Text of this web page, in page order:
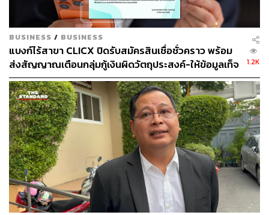
สามารถติดตาม THE STANDARD WEALTH
ผ่านแอปพลิเคชันต่างๆ ที่คุณสะดวกหรือใช้งานอยู่แล้วได้เลย
TAGS: ข้อมูลส่วนบุคคล 9Near
ธนาคารแห่งประเทศไทย
Mobile Banking
สิริธิดา พนมวัน ณ อยุธยา Hacker
BUSINESS / BUSINESS
แบงก์ไร้สาขา CLICX ปิดรับสมัครสินเชื่อชั่วคราว พร้อม
ส่งสัญญาณเตือนกลุ่มกู้เงินผิดวัตถุประสงค์-ให้ข้อมูลเท็จ
เตรียมดำเนินคดีเด็ดขาด
1.2K